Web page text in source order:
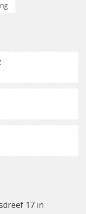
17 in